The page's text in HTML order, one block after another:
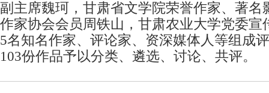
副主席魏珂，甘肃省文学院荣誉作家、著名
作家协会会员周铁山，甘肃农业大学党委宣
5名知名作家、评论家、资深媒体人等组成
103份作品予以分类、遴选、讨论、共评。